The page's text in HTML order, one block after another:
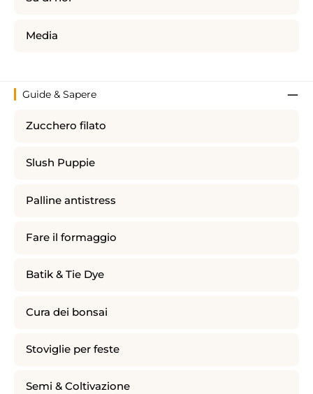
Media
Guide & Sapere
Zucchero filato
Slush Puppie
Palline antistress
Fare il formaggio
Batik & Tie Dye
Cura dei bonsai
Stoviglie per feste
Semi & Coltivazione